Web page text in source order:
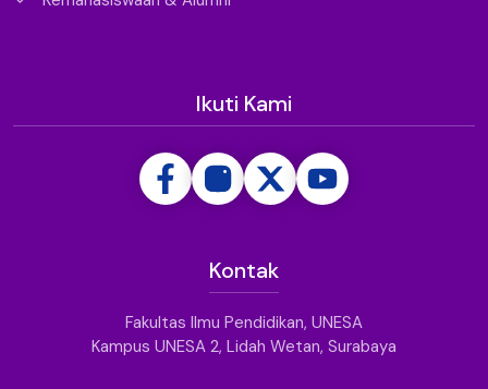
Ikuti Kami
Kontak
Fakultas Ilmu Pendidikan, UNESA
Kampus UNESA 2, Lidah Wetan, Surabaya